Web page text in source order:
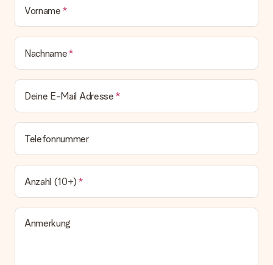
Vorname
Nachname
Deine E-Mail Adresse
Telefonnummer
Anzahl (10+)
Anmerkung